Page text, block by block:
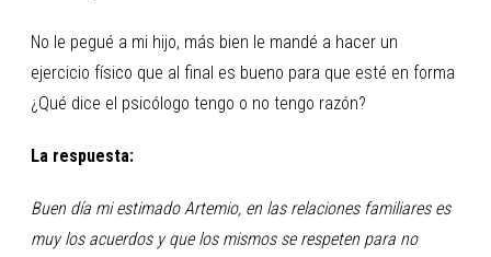
No le pegué a mi hijo, más bien le mandé a hacer un
ejercicio físico que al final es bueno para que esté en forma
¿Qué dice el psicólogo tengo o no tengo razón?
La respuesta:
Buen día mi estimado Artemio, en las relaciones familiares es
muy los acuerdos y que los mismos se respeten para no